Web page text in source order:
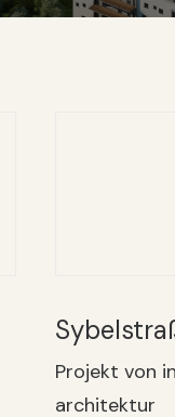
Projekt von
architektur